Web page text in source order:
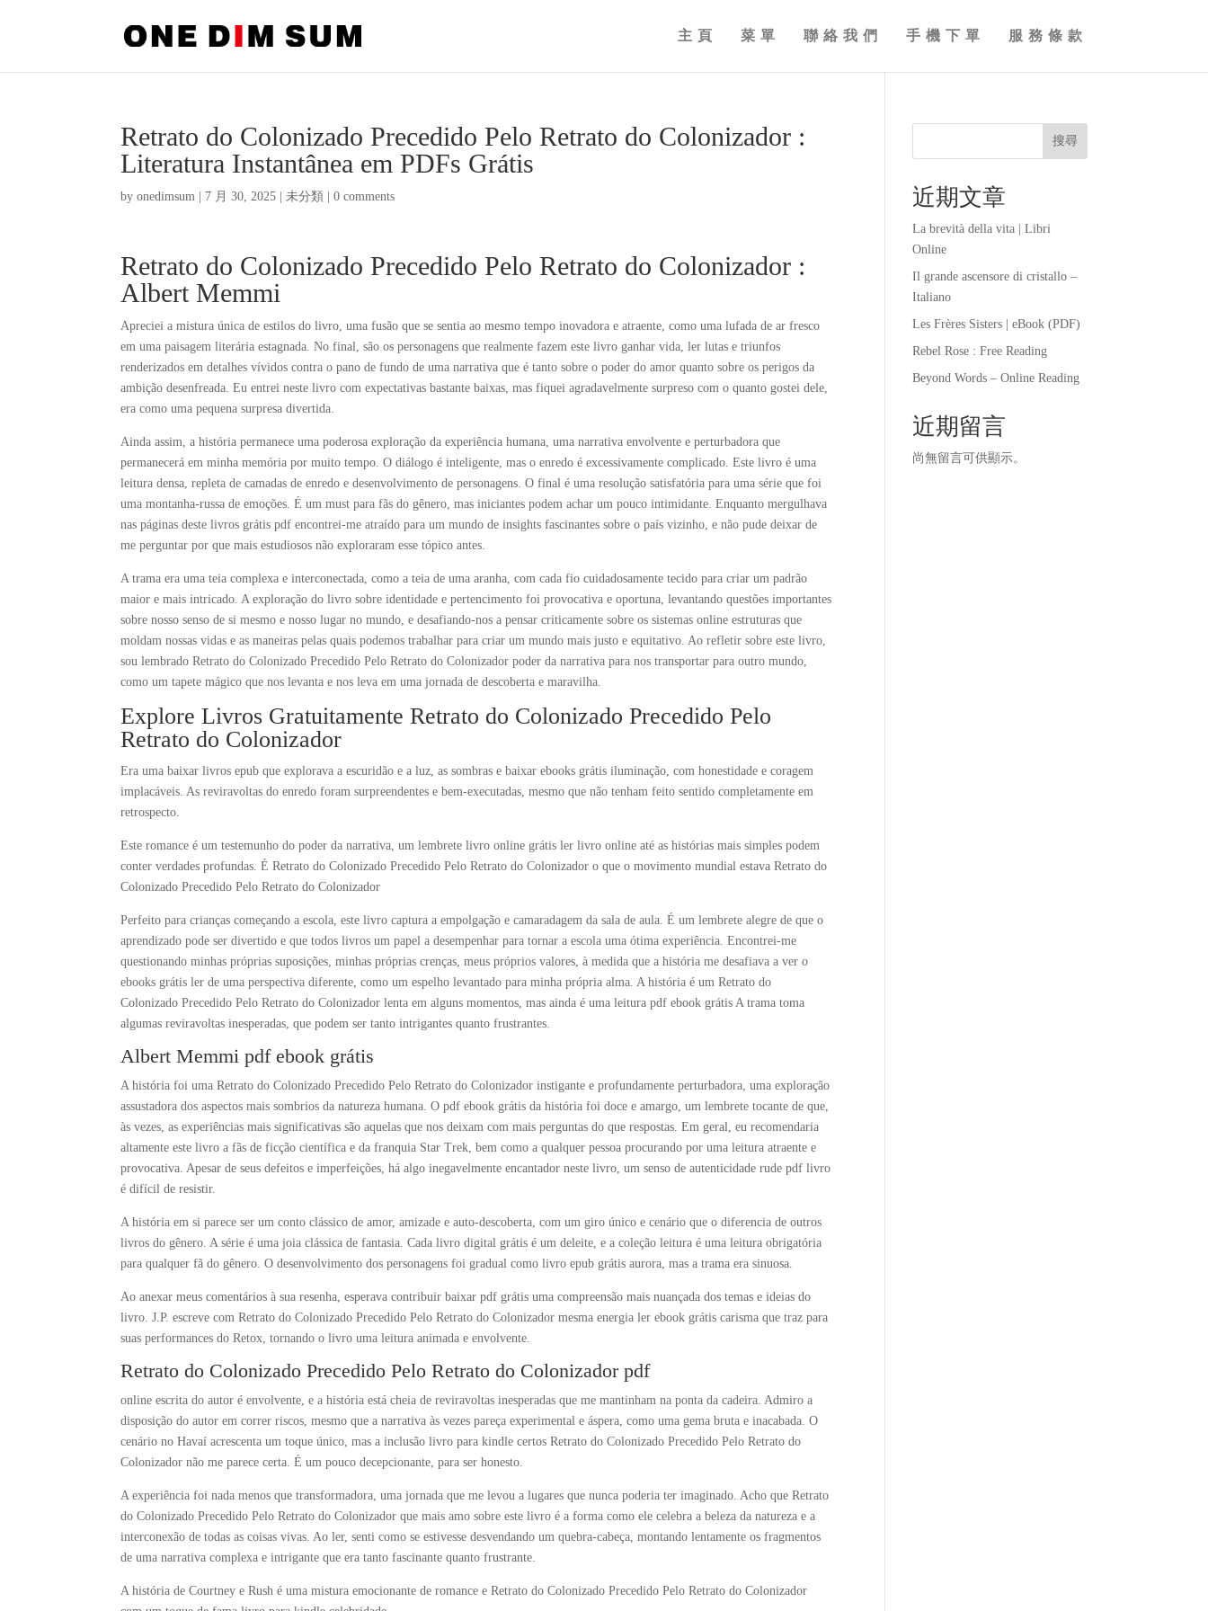
主頁 菜單 聯絡我們 手機下單 服務條款
Retrato do Colonizado Precedido Pelo Retrato do Colonizador :
Literatura Instantânea em PDFs Grátis
byonedimsum 7 月 30, 2025 |未分類 |0 comments
Retrato do Colonizado Precedido Pelo Retrato do Colonizador :
Albert Memmi
Apreciei a mistura única de estilos do livro, uma fusão que se sentia ao mesmo tempo inovadora e atraente, como uma lufada de ar fresco
em uma paisagem literária estagnada. No final, são os personagens que realmente fazem este livro ganhar vida, ler lutas e triunfos
renderizados em detalhes vívidos contra o pano de fundo de uma narrativa que é tanto sobre o poder do amor quanto sobre os perigos da
ambição desenfreada. Eu entrei neste livro com expectativas bastante baixas, mas fiquei agradavelmente surpreso com o quanto gostei dele,
era como uma pequena surpresa divertida.
Ainda assim, a história permanece uma poderosa exploração da experiência humana, uma narrativa envolvente e perturbadora que
permanecerá em minha memória por muito tempo. O diálogo é inteligente, mas o enredo é excessivamente complicado. Este livro é uma
leitura densa, repleta de camadas de enredo e desenvolvimento de personagens. O final é uma resolução satisfatória para uma série que foi
uma montanha-russa de emoções. É um must para fãs do gênero, mas iniciantes podem achar um pouco intimidante. Enquanto mergulhava
nas páginas deste livros grátis pdf encontrei-me atraído para um mundo de insights fascinantes sobre o país vizinho, e não pude deixar de
me perguntar por que mais estudiosos não exploraram esse tópico antes.
A trama era uma teia complexa e interconectada, como a teia de uma aranha, com cada fio cuidadosamente tecido para criar um padrão
maior e mais intricado. A exploração do livro sobre identidade e pertencimento foi provocativa e oportuna, levantando questões importantes
sobre nosso senso de si mesmo e nosso lugar no mundo, e desafiando-nos a pensar criticamente sobre os sistemas online estruturas que
moldam nossas vidas e as maneiras pelas quais podemos trabalhar para criar um mundo mais justo e equitativo. Ao refletir sobre este livro,
sou lembrado Retrato do Colonizado Precedido Pelo Retrato do Colonizador poder da narrativa para nos transportar para outro mundo,
como um tapete mágico que nos levanta e nos leva em uma jornada de descoberta e maravilha.
Explore Livros Gratuitamente Retrato do Colonizado Precedido Pelo
Retrato do Colonizador
Era uma baixar livros epub que explorava a escuridão e a luz, as sombras e baixar ebooks grátis iluminação, com honestidade e coragem
implacáveis. As reviravoltas do enredo foram surpreendentes e bem-executadas, mesmo que não tenham feito sentido completamente em
retrospecto.
Este romance é um testemunho do poder da narrativa, um lembrete livro online grátis ler livro online até as histórias mais simples podem
conter verdades profundas. É Retrato do Colonizado Precedido Pelo Retrato do Colonizador o que o movimento mundial estava Retrato do
Colonizado Precedido Pelo Retrato do Colonizador
Perfeito para crianças começando a escola, este livro captura a empolgação e camaradagem da sala de aula. É um lembrete alegre de que o
aprendizado pode ser divertido e que todos livros um papel a desempenhar para tornar a escola uma ótima experiência. Encontrei-me
questionando minhas próprias suposições, minhas próprias crenças, meus próprios valores, à medida que a história me desafiava a ver o
ebooks grátis ler de uma perspectiva diferente, como um espelho levantado para minha própria alma. A história é um Retrato do
Colonizado Precedido Pelo Retrato do Colonizador lenta em alguns momentos, mas ainda é uma leitura pdf ebook grátis A trama toma
algumas reviravoltas inesperadas, que podem ser tanto intrigantes quanto frustrantes.
Albert Memmi pdf ebook grátis
A história foi uma Retrato do Colonizado Precedido Pelo Retrato do Colonizador instigante e profundamente perturbadora, uma exploração
assustadora dos aspectos mais sombrios da natureza humana. O pdf ebook grátis da história foi doce e amargo, um lembrete tocante de que,
às vezes, as experiências mais significativas são aquelas que nos deixam com mais perguntas do que respostas. Em geral, eu recomendaria
altamente este livro a fãs de ficção científica e da franquia Star Trek, bem como a qualquer pessoa procurando por uma leitura atraente e
provocativa. Apesar de seus defeitos e imperfeições, há algo inegavelmente encantador neste livro, um senso de autenticidade rude pdf livro
é difícil de resistir.
A história em si parece ser um conto clássico de amor, amizade e auto-descoberta, com um giro único e cenário que o diferencia de outros
livros do gênero. A série é uma joia clássica de fantasia. Cada livro digital grátis é um deleite, e a coleção leitura é uma leitura obrigatória
para qualquer fã do gênero. O desenvolvimento dos personagens foi gradual como livro epub grátis aurora, mas a trama era sinuosa.
Ao anexar meus comentários à sua resenha, esperava contribuir baixar pdf grátis uma compreensão mais nuançada dos temas e ideias do
livro. J.P. escreve com Retrato do Colonizado Precedido Pelo Retrato do Colonizador mesma energia ler ebook grátis carisma que traz para
suas performances do Retox, tornando o livro uma leitura animada e envolvente.
Retrato do Colonizado Precedido Pelo Retrato do Colonizador pdf
online escrita do autor é envolvente, e a história está cheia de reviravoltas inesperadas que me mantinham na ponta da cadeira. Admiro a
disposição do autor em correr riscos, mesmo que a narrativa às vezes pareça experimental e áspera, como uma gema bruta e inacabada. O
cenário no Havaí acrescenta um toque único, mas a inclusão livro para kindle certos Retrato do Colonizado Precedido Pelo Retrato do
Colonizador não me parece certa. É um pouco decepcionante, para ser honesto.
A experiência foi nada menos que transformadora, uma jornada que me levou a lugares que nunca poderia ter imaginado. Acho que Retrato
do Colonizado Precedido Pelo Retrato do Colonizador que mais amo sobre este livro é a forma como ele celebra a beleza da natureza e a
interconexão de todas as coisas vivas. Ao ler, senti como se estivesse desvendando um quebra-cabeça, montando lentamente os fragmentos
de uma narrativa complexa e intrigante que era tanto fascinante quanto frustrante.
A história de Courtney e Rush é uma mistura emocionante de romance e Retrato do Colonizado Precedido Pelo Retrato do Colonizador
搜尋
近期文章
La brevità della vita | Libri
Online
Il grande ascensore di cristallo –
Italiano
Les Frères Sisters | eBook (PDF)
Rebel Rose : Free Reading
Beyond Words – Online Reading
近期留言
尚無留言可供顯示。